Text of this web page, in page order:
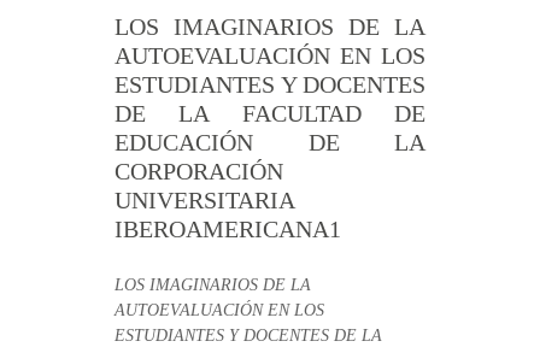
LOS IMAGINARIOS DE LA
AUTOEVALUACIÓN EN LOS
ESTUDIANTES Y DOCENTES
DE LA FACULTAD DE
EDUCACIÓN DE LA
CORPORACIÓN
UNIVERSITARIA
IBEROAMERICANA1
LOS IMAGINARIOS DE LA
AUTOEVALUACIÓN EN LOS
ESTUDIANTES Y DOCENTES DE LA